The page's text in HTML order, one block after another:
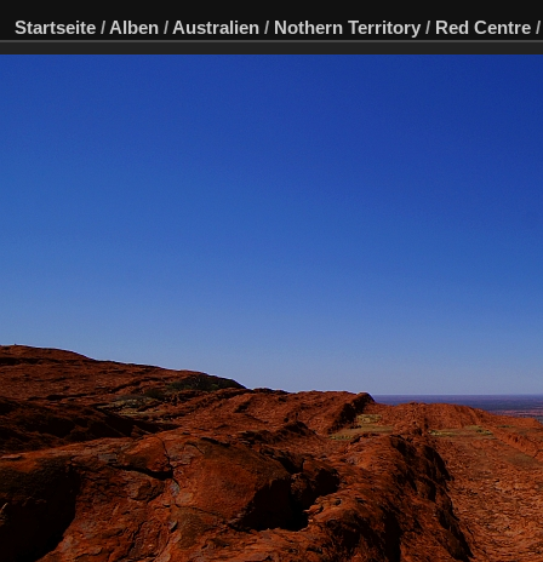
Startseite / Alben / Australien / Nothern Territory / Red Centre